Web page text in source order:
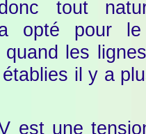
tout
opté pour le
quand les
il y a
est une